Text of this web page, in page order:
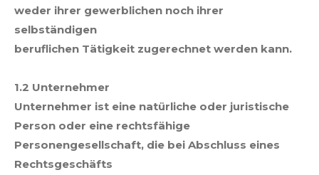
weder ihrer gewerblichen noch ihrer
selbständigen
beruflichen Tätigkeit zugerechnet werden kann.
1.2 Unternehmer
Unternehmer ist eine natürliche oder juristische
Person oder eine rechtsfähige
Personengesellschaft, die bei Abschluss eines
Rechtsgeschäfts